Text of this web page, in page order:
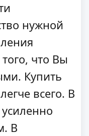
нужной
что Вы
Купить
всего. В
В